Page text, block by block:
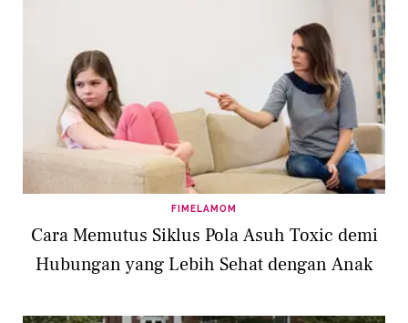
FIMELAMOM
Cara Memutus Siklus Pola Asuh Toxic demi
Hubungan yang Lebih Sehat dengan Anak